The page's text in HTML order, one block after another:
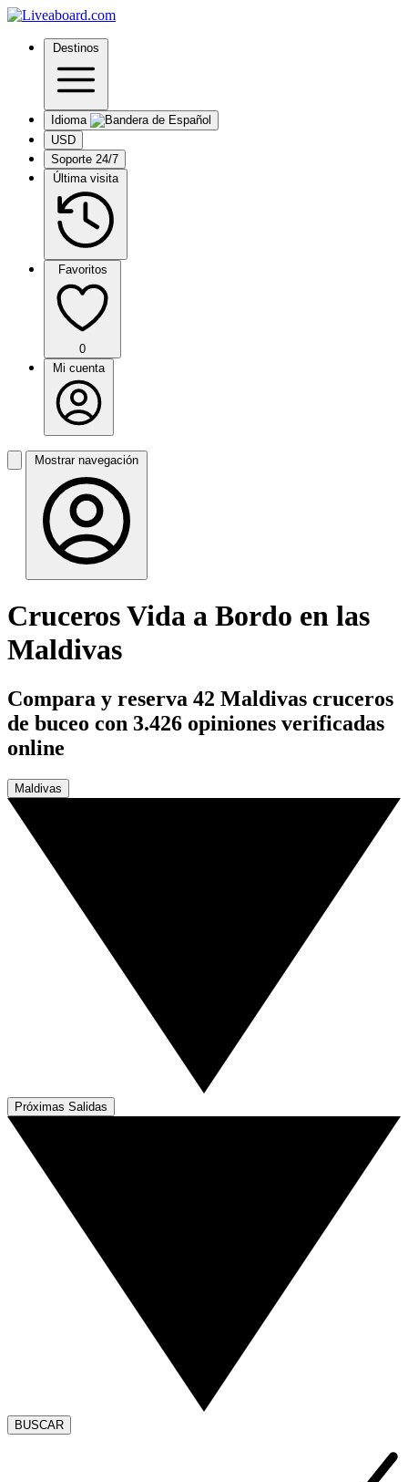
Destinos
Idioma
USD
Soporte 24/7
Última visita
Favoritos
0
Mi cuenta
Mostrar navegación
Cruceros Vida a Bordo en las
Maldivas
Compara y reserva 42 Maldivas cruceros
de buceo con 3.426 opiniones verificadas
online
Maldivas
Próximas Salidas
BUSCAR